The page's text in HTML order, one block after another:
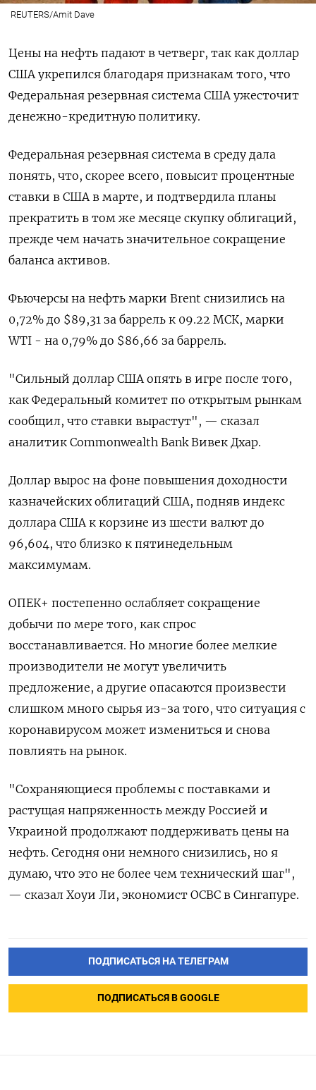
REUTERS/Amit Dave
Цены на нефть падают в четверг, так как доллар
США укрепился благодаря признакам того, что
Федеральная резервная система США ужесточит
денежно-кредитную политику.
Федеральная резервная система в среду дала
понять, что, скорее всего, повысит процентные
ставки в США в марте, и подтвердила планы
прекратить в том же месяце скупку облигаций,
прежде чем начать значительное сокращение
баланса активов.
Фьючерсы на нефть марки Brent снизились на
0,72% до $89,31 за баррель к 09.22 МСК, марки
WTI - на 0,79% до $86,66 за баррель.
"Сильный доллар США опять в игре после того,
как Федеральный комитет по открытым рынкам
сообщил, что ставки вырастут", — сказал
аналитик Commonwealth Bank Вивек Дхар.
Доллар вырос на фоне повышения доходности
казначейских облигаций США, подняв индекс
доллара США к корзине из шести валют до
96,604, что близко к пятинедельным
максимумам.
ОПЕК+ постепенно ослабляет сокращение
добычи по мере того, как спрос
восстанавливается. Но многие более мелкие
производители не могут увеличить
предложение, а другие опасаются произвести
слишком много сырья из-за того, что ситуация с
коронавирусом может измениться и снова
повлиять на рынок.
"Сохраняющиеся проблемы с поставками и
растущая напряженность между Россией и
Украиной продолжают поддерживать цены на
нефть. Сегодня они немного снизились, но я
думаю, что это не более чем технический шаг",
— сказал Хоуи Ли, экономист OCBC в Сингапуре.
ПОДПИСАТЬСЯ НА ТЕЛЕГРАМ
ПОДПИСАТЬСЯ В GOOGLE